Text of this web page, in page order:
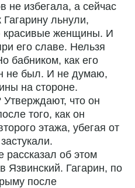
не избегала, а сейчас
льнули,
женщины. И
его славе. Нельзя
бабником, как его
не был. И не думаю,
на стороне.
что он
того, как он
этажа, убегая от
об этом
Язвинский. Гагарин, по
после